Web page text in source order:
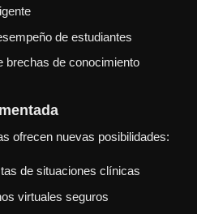
de estudiantes
brechas de conocimiento
ofrecen nuevas posibilidades:
de situaciones clínicas
virtuales seguros